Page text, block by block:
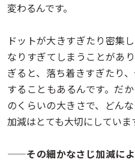
変わるんです。
ドットが大きすぎたり密集
なりすぎてしまうことがあ
ぎると、落ち着きすぎたり
することもあるんです。だ
のくらいの大きさで、どん
加減はとても大切にしていま
——その細かなさじ加減によ